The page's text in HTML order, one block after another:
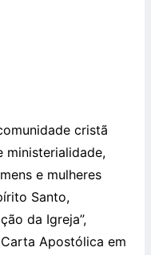
cristã
ministerialidade,
e mulheres
Santo,
da Igreja”,
Apostólica em